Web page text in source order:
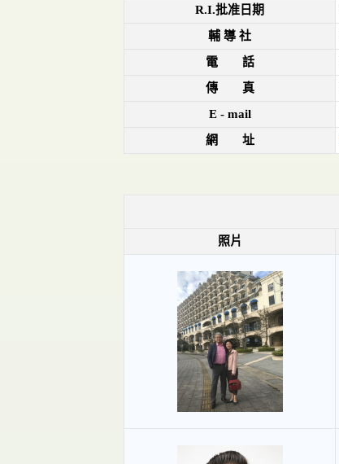
R.I.批准日期
輔 導 社
電 話
傳 真
E - mail
網 址
照片